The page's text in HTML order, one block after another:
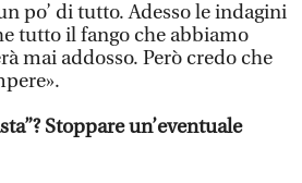
po’ di tutto. Adesso le indagini
tutto il fango che abbiamo
mai addosso. Però credo che
Stoppare un’eventuale